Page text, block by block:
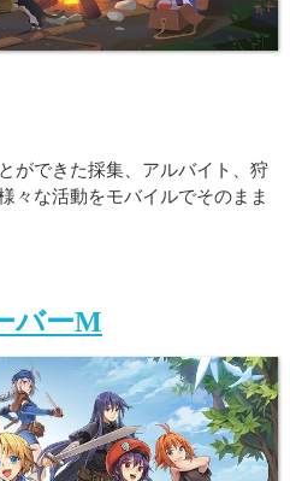
ができた採集、アルバイト、狩
々な活動をモバイルでそのまま
バーM